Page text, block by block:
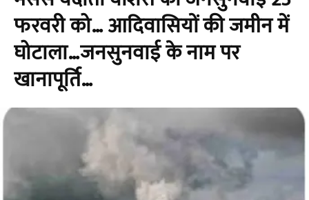
फरवरी को… आदिवासियों की जमीन में
घोटाला…जनसुनवाई के नाम पर
खानापूर्ति…